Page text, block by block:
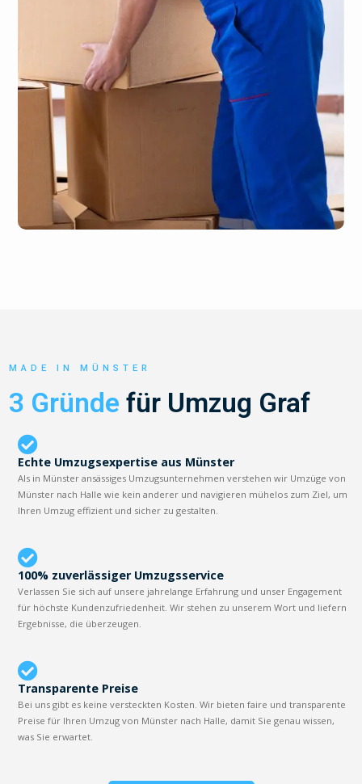
MADE IN MÜNSTER
3 Gründe für Umzug Graf
Echte Umzugsexpertise aus Münster
Als in Münster ansässiges Umzugsunternehmen verstehen wir Umzüge von
Münster nach Halle wie kein anderer und navigieren mühelos zum Ziel, um
Ihren Umzug effizient und sicher zu gestalten.
100% zuverlässiger Umzugsservice
Verlassen Sie sich auf unsere jahrelange Erfahrung und unser Engagement
für höchste Kundenzufriedenheit. Wir stehen zu unserem Wort und liefern
Ergebnisse, die überzeugen.
Transparente Preise
Bei uns gibt es keine versteckten Kosten. Wir bieten faire und transparente
Preise für Ihren Umzug von Münster nach Halle, damit Sie genau wissen,
was Sie erwartet.